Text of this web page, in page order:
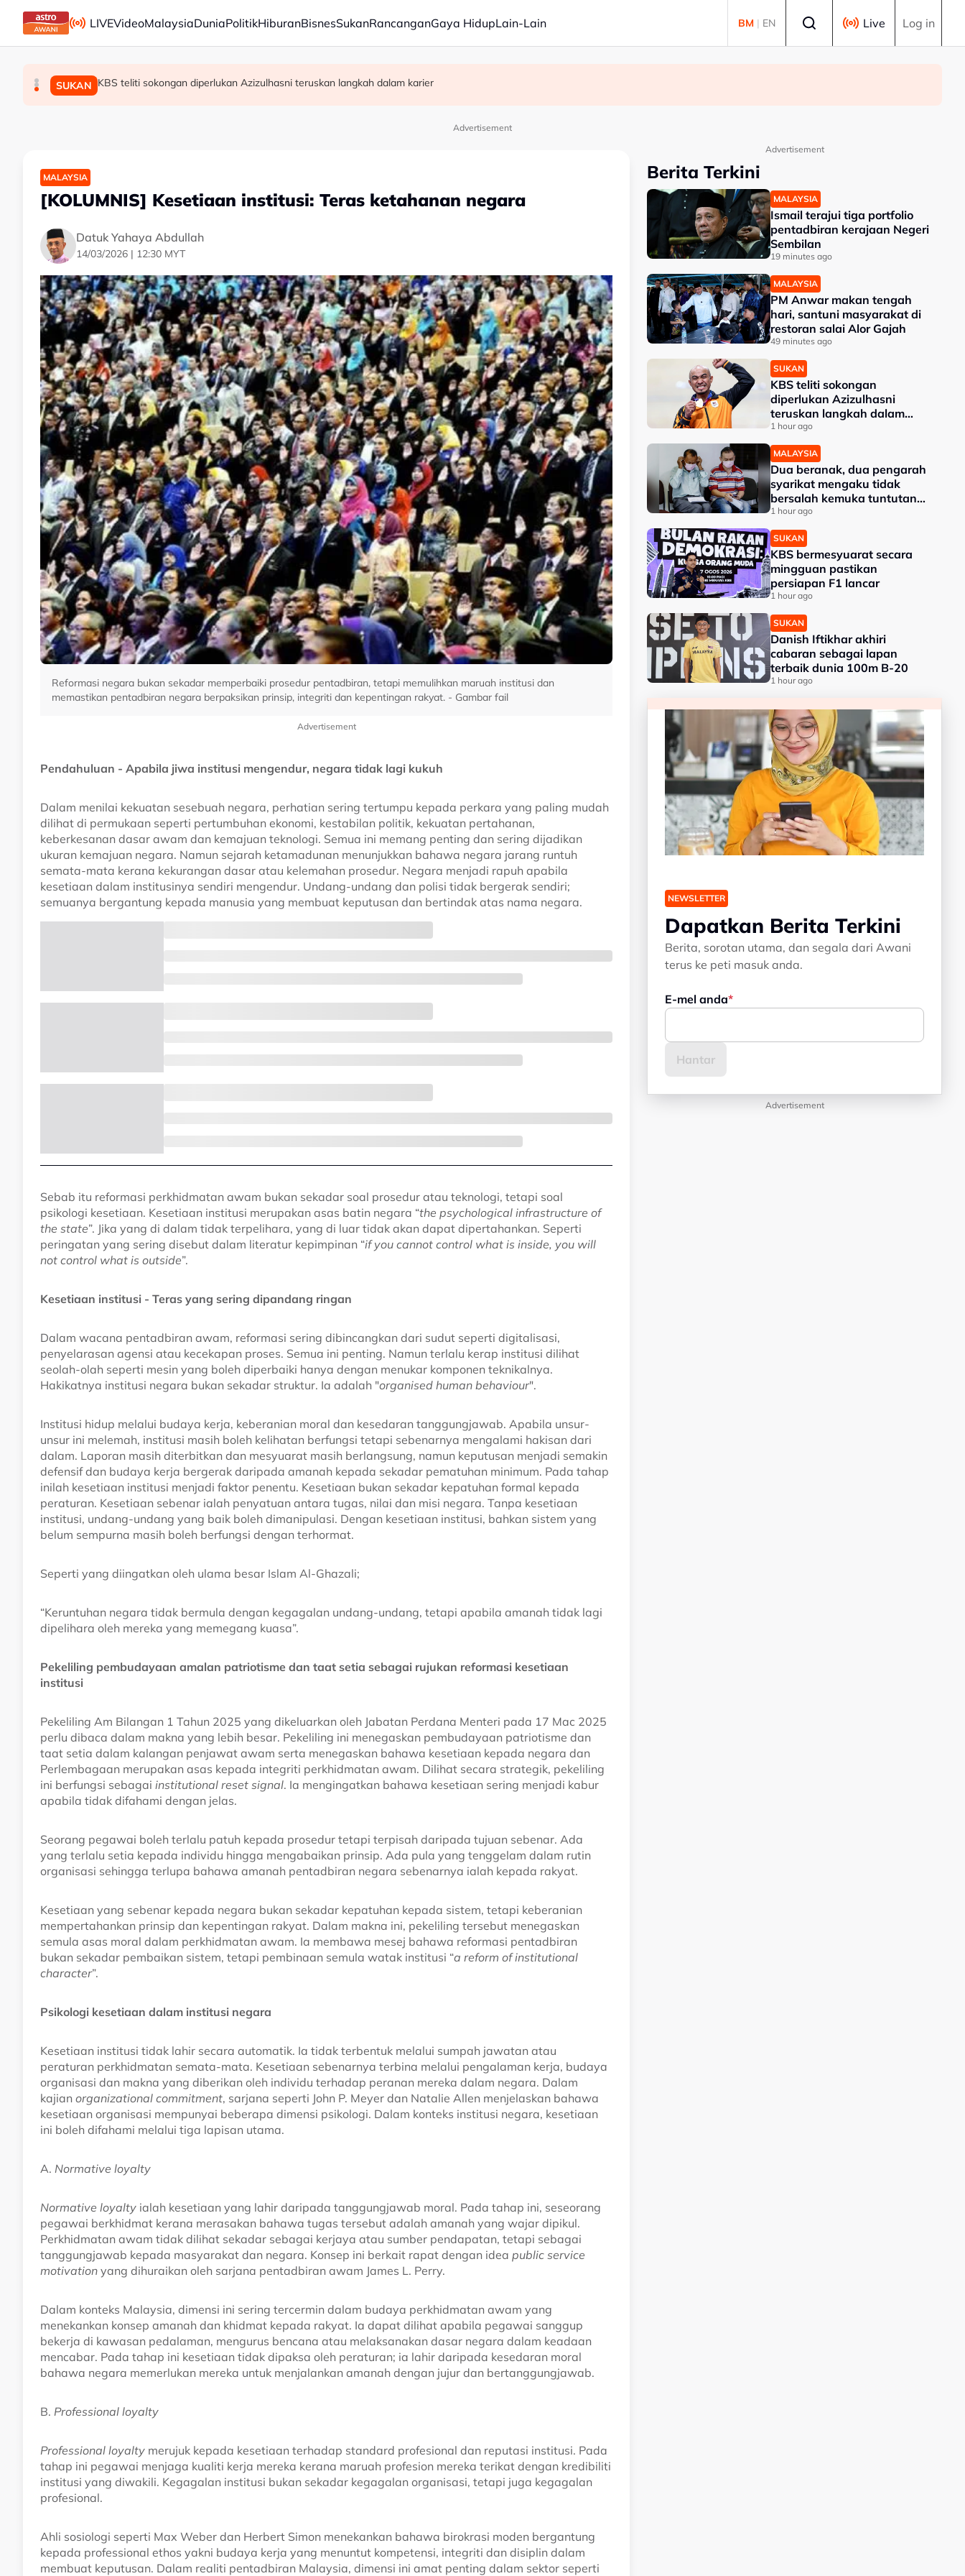
Skip to main content
LIVEVideoMalaysiaDuniaPolitikHiburanBisnesSukanRancanganGaya HidupLain-Lain BM | EN Live Log in
MALAYSIA Ismail terajui tiga portfolio pentadbiran kerajaan Negeri Sembilan
MALAYSIA PM Anwar makan tengah hari, santuni masyarakat di restoran salai Alor Gajah
SUKAN KBS teliti sokongan diperlukan Azizulhasni teruskan langkah dalam karier
Advertisement
MALAYSIA
[KOLUMNIS] Kesetiaan institusi: Teras ketahanan negara
Datuk Yahaya Abdullah
14/03/2026 | 12:30 MYT
Reformasi negara bukan sekadar memperbaiki prosedur pentadbiran, tetapi memulihkan maruah institusi dan
memastikan pentadbiran negara berpaksikan prinsip, integriti dan kepentingan rakyat. - Gambar fail
Advertisement
Pendahuluan - Apabila jiwa institusi mengendur, negara tidak lagi kukuh
Dalam menilai kekuatan sesebuah negara, perhatian sering tertumpu kepada perkara yang paling mudah
dilihat di permukaan seperti pertumbuhan ekonomi, kestabilan politik, kekuatan pertahanan,
keberkesanan dasar awam dan kemajuan teknologi. Semua ini memang penting dan sering dijadikan
ukuran kemajuan negara. Namun sejarah ketamadunan menunjukkan bahawa negara jarang runtuh
semata-mata kerana kekurangan dasar atau kelemahan prosedur. Negara menjadi rapuh apabila
kesetiaan dalam institusinya sendiri mengendur. Undang-undang dan polisi tidak bergerak sendiri;
semuanya bergantung kepada manusia yang membuat keputusan dan bertindak atas nama negara.
Sebab itu reformasi perkhidmatan awam bukan sekadar soal prosedur atau teknologi, tetapi soal
psikologi kesetiaan. Kesetiaan institusi merupakan asas batin negara “the psychological infrastructure of
the state”. Jika yang di dalam tidak terpelihara, yang di luar tidak akan dapat dipertahankan. Seperti
peringatan yang sering disebut dalam literatur kepimpinan “if you cannot control what is inside, you will
not control what is outside”.
Kesetiaan institusi - Teras yang sering dipandang ringan
Dalam wacana pentadbiran awam, reformasi sering dibincangkan dari sudut seperti digitalisasi,
penyelarasan agensi atau kecekapan proses. Semua ini penting. Namun terlalu kerap institusi dilihat
seolah-olah seperti mesin yang boleh diperbaiki hanya dengan menukar komponen teknikalnya.
Hakikatnya institusi negara bukan sekadar struktur. Ia adalah "organised human behaviour".
Institusi hidup melalui budaya kerja, keberanian moral dan kesedaran tanggungjawab. Apabila unsur-
unsur ini melemah, institusi masih boleh kelihatan berfungsi tetapi sebenarnya mengalami hakisan dari
dalam. Laporan masih diterbitkan dan mesyuarat masih berlangsung, namun keputusan menjadi semakin
defensif dan budaya kerja bergerak daripada amanah kepada sekadar pematuhan minimum. Pada tahap
inilah kesetiaan institusi menjadi faktor penentu. Kesetiaan bukan sekadar kepatuhan formal kepada
peraturan. Kesetiaan sebenar ialah penyatuan antara tugas, nilai dan misi negara. Tanpa kesetiaan
institusi, undang-undang yang baik boleh dimanipulasi. Dengan kesetiaan institusi, bahkan sistem yang
belum sempurna masih boleh berfungsi dengan terhormat.
Seperti yang diingatkan oleh ulama besar Islam Al-Ghazali;
“Keruntuhan negara tidak bermula dengan kegagalan undang-undang, tetapi apabila amanah tidak lagi
dipelihara oleh mereka yang memegang kuasa”.
Pekeliling pembudayaan amalan patriotisme dan taat setia sebagai rujukan reformasi kesetiaan
institusi
Pekeliling Am Bilangan 1 Tahun 2025 yang dikeluarkan oleh Jabatan Perdana Menteri pada 17 Mac 2025
perlu dibaca dalam makna yang lebih besar. Pekeliling ini menegaskan pembudayaan patriotisme dan
taat setia dalam kalangan penjawat awam serta menegaskan bahawa kesetiaan kepada negara dan
Perlembagaan merupakan asas kepada integriti perkhidmatan awam. Dilihat secara strategik, pekeliling
ini berfungsi sebagai institutional reset signal. Ia mengingatkan bahawa kesetiaan sering menjadi kabur
apabila tidak difahami dengan jelas.
Seorang pegawai boleh terlalu patuh kepada prosedur tetapi terpisah daripada tujuan sebenar. Ada
yang terlalu setia kepada individu hingga mengabaikan prinsip. Ada pula yang tenggelam dalam rutin
organisasi sehingga terlupa bahawa amanah pentadbiran negara sebenarnya ialah kepada rakyat.
Kesetiaan yang sebenar kepada negara bukan sekadar kepatuhan kepada sistem, tetapi keberanian
mempertahankan prinsip dan kepentingan rakyat. Dalam makna ini, pekeliling tersebut menegaskan
semula asas moral dalam perkhidmatan awam. Ia membawa mesej bahawa reformasi pentadbiran
bukan sekadar pembaikan sistem, tetapi pembinaan semula watak institusi “a reform of institutional
character”.
Psikologi kesetiaan dalam institusi negara
Kesetiaan institusi tidak lahir secara automatik. Ia tidak terbentuk melalui sumpah jawatan atau
peraturan perkhidmatan semata-mata. Kesetiaan sebenarnya terbina melalui pengalaman kerja, budaya
organisasi dan makna yang diberikan oleh individu terhadap peranan mereka dalam negara. Dalam
kajian organizational commitment, sarjana seperti John P. Meyer dan Natalie Allen menjelaskan bahawa
kesetiaan organisasi mempunyai beberapa dimensi psikologi. Dalam konteks institusi negara, kesetiaan
ini boleh difahami melalui tiga lapisan utama.
A. Normative loyalty
Normative loyalty ialah kesetiaan yang lahir daripada tanggungjawab moral. Pada tahap ini, seseorang
pegawai berkhidmat kerana merasakan bahawa tugas tersebut adalah amanah yang wajar dipikul.
Perkhidmatan awam tidak dilihat sekadar sebagai kerjaya atau sumber pendapatan, tetapi sebagai
tanggungjawab kepada masyarakat dan negara. Konsep ini berkait rapat dengan idea public service
motivation yang dihuraikan oleh sarjana pentadbiran awam James L. Perry.
Dalam konteks Malaysia, dimensi ini sering tercermin dalam budaya perkhidmatan awam yang
menekankan konsep amanah dan khidmat kepada rakyat. Ia dapat dilihat apabila pegawai sanggup
bekerja di kawasan pedalaman, mengurus bencana atau melaksanakan dasar negara dalam keadaan
mencabar. Pada tahap ini kesetiaan tidak dipaksa oleh peraturan; ia lahir daripada kesedaran moral
bahawa negara memerlukan mereka untuk menjalankan amanah dengan jujur dan bertanggungjawab.
B. Professional loyalty
Professional loyalty merujuk kepada kesetiaan terhadap standard profesional dan reputasi institusi. Pada
tahap ini pegawai menjaga kualiti kerja mereka kerana maruah profesion mereka terikat dengan kredibiliti
institusi yang diwakili. Kegagalan institusi bukan sekadar kegagalan organisasi, tetapi juga kegagalan
profesional.
Ahli sosiologi seperti Max Weber dan Herbert Simon menekankan bahawa birokrasi moden bergantung
kepada professional ethos yakni budaya kerja yang menuntut kompetensi, integriti dan disiplin dalam
membuat keputusan. Dalam realiti pentadbiran Malaysia, dimensi ini amat penting dalam sektor seperti
Advertisement
Berita Terkini
MALAYSIA
Ismail terajui tiga portfolio
pentadbiran kerajaan Negeri
Sembilan
19 minutes ago
MALAYSIA
PM Anwar makan tengah
hari, santuni masyarakat di
restoran salai Alor Gajah
49 minutes ago
SUKAN
KBS teliti sokongan
diperlukan Azizulhasni
teruskan langkah dalam
karier
1 hour ago
MALAYSIA
Dua beranak, dua pengarah
syarikat mengaku tidak
bersalah kemuka tuntutan
palsu Perkeso
1 hour ago
SUKAN
KBS bermesyuarat secara
mingguan pastikan
persiapan F1 lancar
1 hour ago
SUKAN
Danish Iftikhar akhiri
cabaran sebagai lapan
terbaik dunia 100m B-20
1 hour ago
NEWSLETTER
Dapatkan Berita Terkini
Berita, sorotan utama, dan segala dari Awani
terus ke peti masuk anda.
E-mel anda
Advertisement